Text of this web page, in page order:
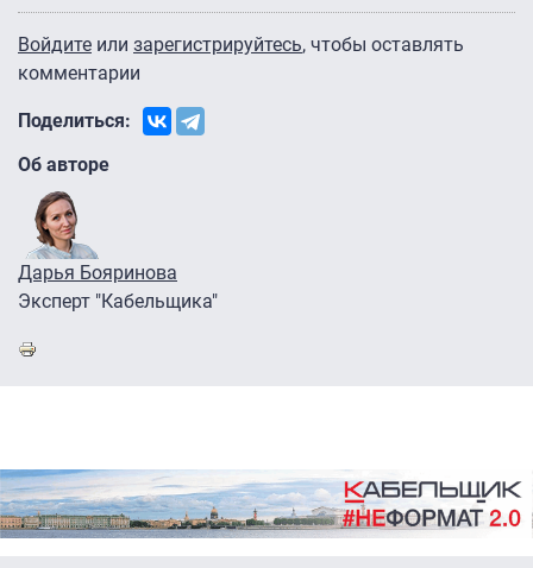
Войдите или зарегистрируйтесь, чтобы оставлять
комментарии
Поделиться:
Об авторе
Дарья Бояринова
Эксперт "Кабельщика"